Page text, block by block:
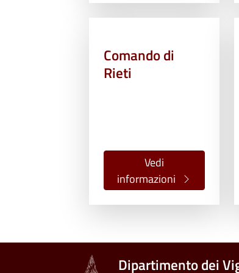
Comando di
Rieti
Vedi
informazioni
Dipartimento dei